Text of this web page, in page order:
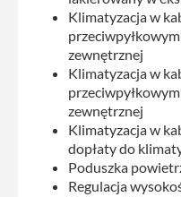
Klimatyzacja w
zewnętrznej
Klimatyzacja w
zewnętrznej
Klimatyzacja w
dopłaty do
Poduszka
Regulacja